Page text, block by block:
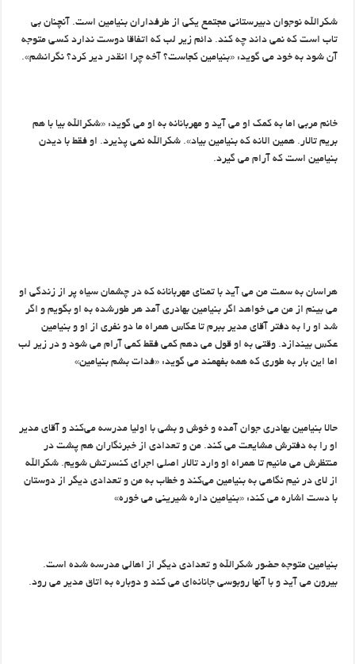
شکرالله نوجوان دبیرستانی مجتمع یکی از طرفداران بنیامین است. آنچنان بی
تاب است که نمی داند چه کند. دائم زیر لب که اتفاقا دوست ندارد کسی متوجه
آن شود به خود می گوید: «بنیامین کجاست؟ آخه چرا انقدر دیر کرد؟ نگرانشم».
خانم مربی اما به کمک او می آید و مهربانانه به او می گوید: «شکرالله بیا با هم
بریم تالار. همین الانه که بنیامین بیاد». شکرالله نمی پذیرد. او فقط با دیدن
بنیامین است که آرام می گیرد.
هراسان به سمت من می آید با تمنای مهربانانه که در چشمان سیاه پر از زندگی او
می بینم از من می خواهد اگر بنیامین بهادری آمد هر طورشده به او بگویم و اگر
شد او را به دفتر آقای مدیر ببرم تا عکاس همراه ما دو نفری از او و بنیامین
عکس بیندازد. وقتی به او قول می دهم کمی فقط کمی آرام می شود و در زیر لب
اما این بار به طوری که همه بفهمند می گوید: «فدات بشم بنیامین»
حالا بنیامین بهادری جوان آمده و خوش و بشی با اولیا مدرسه می‌کند و آقای مدیر
او را به دفترش مشایعت می کند. من و تعدادی از خبرنگاران هم پشت در
منتظرش می مانیم تا همراه او وارد تالار اصلی اجرای کنسرتش شویم. شکرالله
از لای در نیم نگاهی به بنیامین می‌کند و خطاب به من و تعدادی دیگر از دوستان
با دست اشاره می کند: «بنیامین داره شیرینی می خوره»
بنیامین متوجه حضور شکرالله و تعدادی دیگر از اهالی مدرسه شده است.
بیرون می آید و با آنها روبوسی جانانه‌ای می کند و دوباره به اتاق مدیر می رود.